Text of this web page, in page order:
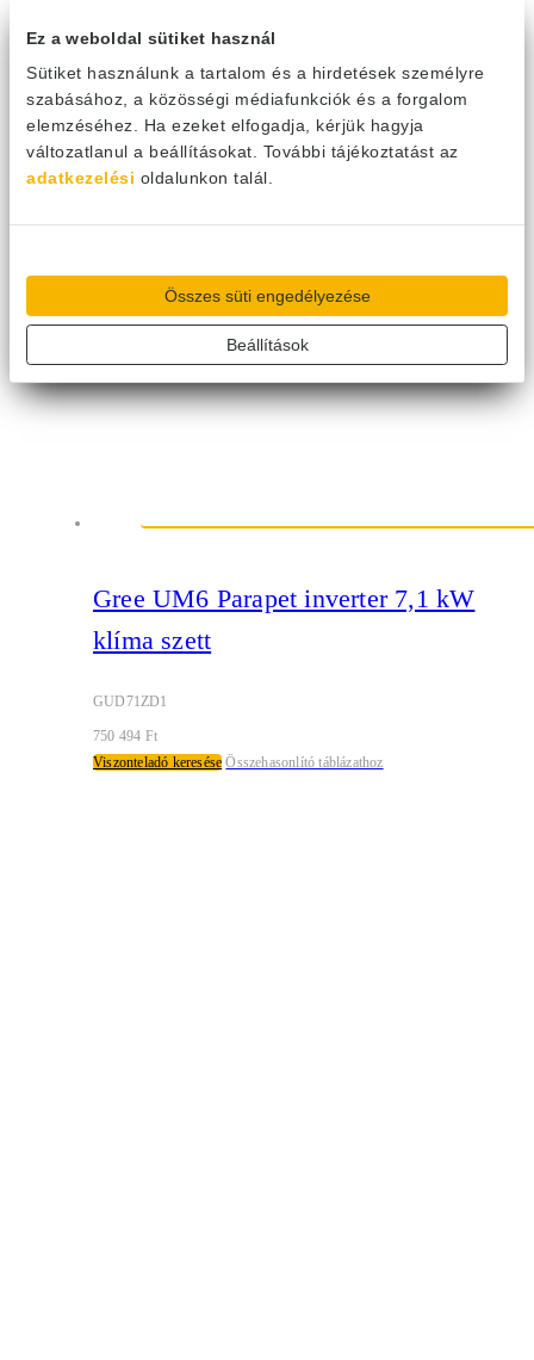
Ez a weboldal sütiket használ
Sütiket használunk a tartalom és a hirdetések személyre
szabásához, a közösségi médiafunkciók és a forgalom
elemzéséhez. Ha ezeket elfogadja, kérjük hagyja
változatlanul a beállításokat. További tájékoztatást az
adatkezelési oldalunkon talál.
Összes süti engedélyezése
Beállítások
Gree UM6 Parapet inverter 7,1 kW
klíma szett
GUD71ZD1
750 494 Ft
Viszonteladó keresése Összehasonlító táblázathoz